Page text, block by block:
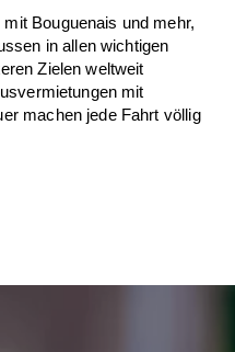
Bouguenais und mehr,
in allen wichtigen
Zielen weltweit
mit
machen jede Fahrt völlig